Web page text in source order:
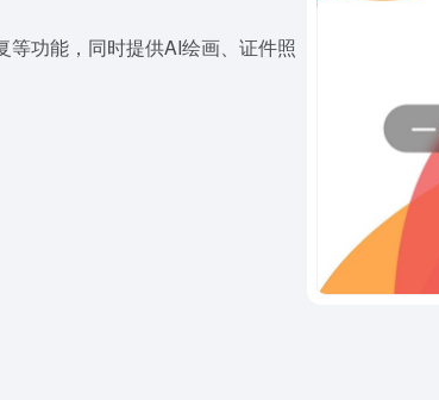
功能，同时提供AI绘画、证件照